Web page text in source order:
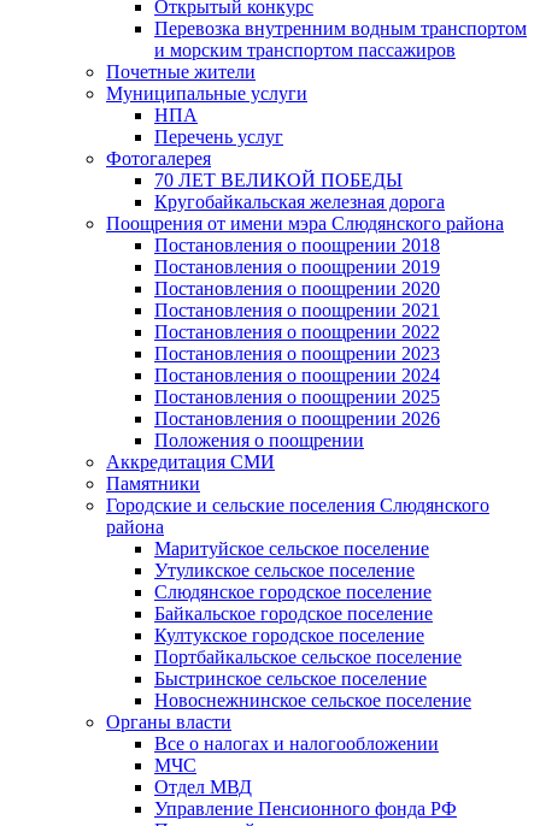
Открытый конкурс
Перевозка внутренним водным транспортом
и морским транспортом пассажиров
Почетные жители
Муниципальные услуги
НПА
Перечень услуг
Фотогалерея
70 ЛЕТ ВЕЛИКОЙ ПОБЕДЫ
Кругобайкальская железная дорога
Поощрения от имени мэра Слюдянского района
Постановления о поощрении 2018
Постановления о поощрении 2019
Постановления о поощрении 2020
Постановления о поощрении 2021
Постановления о поощрении 2022
Постановления о поощрении 2023
Постановления о поощрении 2024
Постановления о поощрении 2025
Постановления о поощрении 2026
Положения о поощрении
Аккредитация СМИ
Памятники
Городские и сельские поселения Слюдянского
района
Маритуйское сельское поселение
Утуликское сельское поселение
Слюдянское городское поселение
Байкальское городское поселение
Култукское городское поселение
Портбайкальское сельское поселение
Быстринское сельское поселение
Новоснежнинское сельское поселение
Органы власти
Все о налогах и налогообложении
МЧС
Отдел МВД
Управление Пенсионного фонда РФ